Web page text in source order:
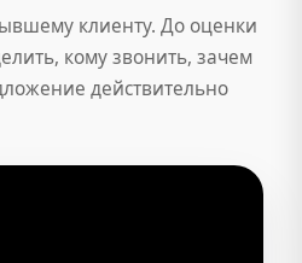
клиенту. До оценки
кому звонить, зачем
действительно